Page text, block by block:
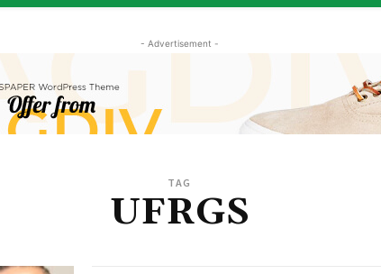
- Advertisement -
TAG
UFRGS